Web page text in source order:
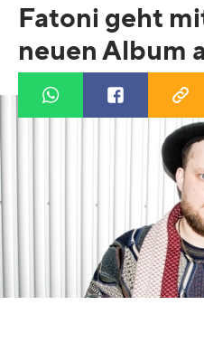
Fatoni geht
neuen Album